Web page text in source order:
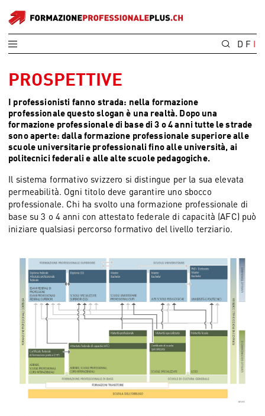
D F I
PROSPETTIVE
I professionisti fanno strada: nella formazione
professionale questo slogan è una realtà. Dopo una
formazione professionale di base di 3 o 4 anni tutte le strade
sono aperte: dalla formazione professionale superiore alle
scuole universitarie professionali fino alle università, ai
politecnici federali e alle alte scuole pedagogiche.
Il sistema formativo svizzero si distingue per la sua elevata
permeabilità. Ogni titolo deve garantire uno sbocco
professionale. Chi ha svolto una formazione professionale di
base su 3 o 4 anni con attestato federale di capacità (AFC) può
iniziare qualsiasi percorso formativo del livello terziario.